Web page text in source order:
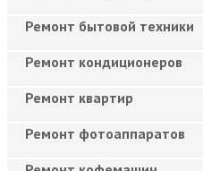
Ремонт бытовой техники
Ремонт кондиционеров
Ремонт квартир
Ремонт фотоаппаратов